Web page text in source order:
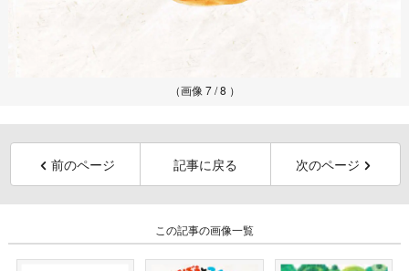
（画像 7 / 8 ）
前のページ 記事に戻る 次のページ
この記事の画像一覧